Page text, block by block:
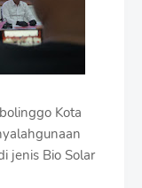
Kota
jenis Bio Solar